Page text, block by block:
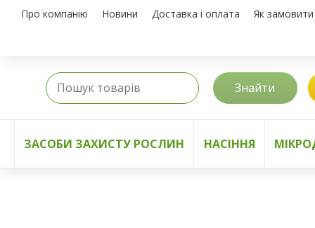
Про компанію Новини Доставка і оплата Як замовити
Знайти
ЗАСОБИ ЗАХИСТУ РОСЛИН НАСІННЯ